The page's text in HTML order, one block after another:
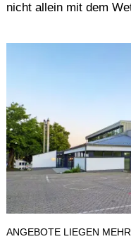
nicht allein mit dem
ANGEBOTE LIEGEN